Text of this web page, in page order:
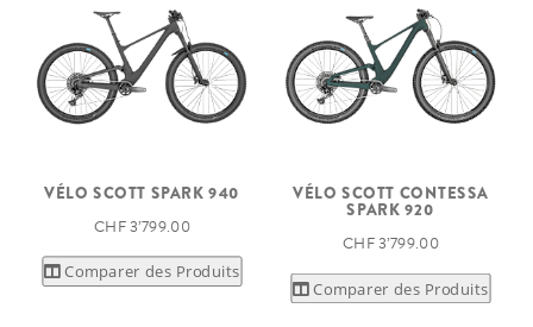
VÉLO SCOTT SPARK 940
CHF 3’799.00
Comparer des Produits
VÉLO SCOTT CONTESSA
SPARK 920
CHF 3’799.00
Comparer des Produits